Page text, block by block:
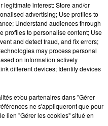
Italie,
top des
ont
lors
legitimate interest: Store and/or
advertising; Use profiles to
Understand audiences through
profiles to personalise content; Use
and detect fraud, and fix errors;
may process personal
on information actively
different devices; Identify devices
et/ou partenaires dans "Gérer
ne s'appliqueront que pour
lien "Gérer les cookies" situé en